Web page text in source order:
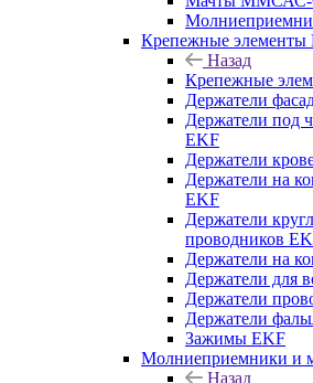
Крепежные элементы
Назад
Крепежные
Держатели
Держатели под
EKF
Держатели
Держатели на
EKF
Держатели
проводников
Держатели на
Держатели для
Держатели
Держатели
Зажимы EKF
Молниеприемники и
Назад